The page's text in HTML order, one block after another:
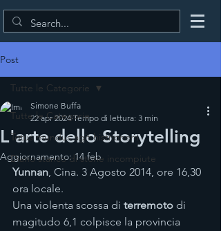
Post
Tutte le Categorie
Totus mundus agit histrionem
Diario stanco di storie incompiute
Tutte le Categorie
L'arte dello Storytelling
Simone Buffa
22 apr 2024 Tempo di lettura: 3 min
Aggiornamento:14 feb
Yunnan, Cina. 3 Agosto 2014, ore 16,30
ora locale.
Una violenta scossa di terremoto di
magitudo 6,1 colpisce la provincia